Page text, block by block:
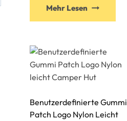
Mehr Lesen
Benutzerdefinierte Gummi
Patch Logo Nylon Leicht